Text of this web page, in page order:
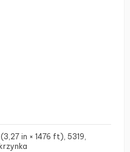
in × 1476 ft), 5319,